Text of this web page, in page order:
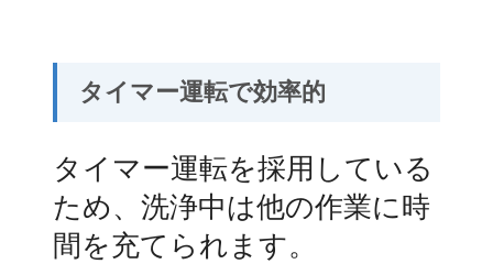
タイマー運転で効率的
タイマー運転を採用している
ため、洗浄中は他の作業に時
間を充てられます。